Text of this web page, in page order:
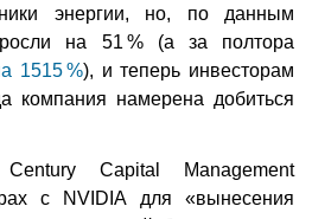
энергии, но, по данным
на 51 % (а за полтора
1515 %), и теперь инвесторам
компания намерена добиться
Capital Management
с NVIDIA для «вынесения